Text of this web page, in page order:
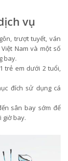
vụ
trượt tuyết, ván
Nam và một số
bay.
trẻ em dưới 2 tuổi,
đích sử dụng cá
sân bay sớm để
giờ bay.